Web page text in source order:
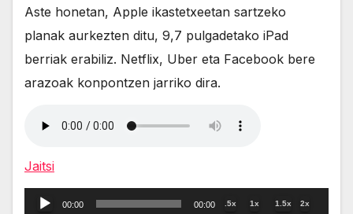
Aste honetan, Apple ikastetxeetan sartzeko
planak aurkezten ditu, 9,7 pulgadetako iPad
berriak erabiliz. Netflix, Uber eta Facebook bere
arazoak konpontzen jarriko dira.
Jaitsi
Reproductor
00:00 00:00 .5x 1x 1.5x 2x